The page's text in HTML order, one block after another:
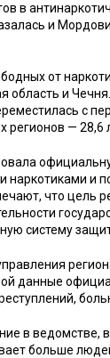
в
и
от
область и
с
— 28,6
наркотиками и
что цель
систему
данные
в ведомстве,
больше